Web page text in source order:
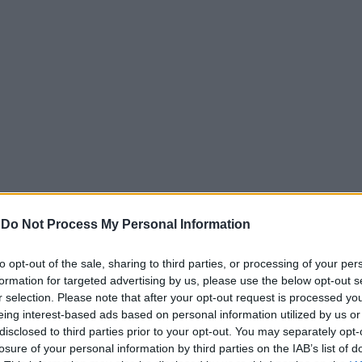
Do Not Process My Personal Information
opt-out of the sale, sharing to third parties, or processing of your
for targeted advertising by us, please use the below opt-out
selection. Please note that after your opt-out request is processed
interest-based ads based on personal information utilized by us
to third parties prior to your opt-out. You may separately
of your personal information by third parties on the IAB’s list of
σταδιακή αλλά συστηματική προσπάθεια της Χαμάς να
σε περιοχές της Λωρίδας της Γάζας που εξακολουθεί
στρατού.
Gaza, reports Israel’s 🇮🇱 Channel 13, citing a